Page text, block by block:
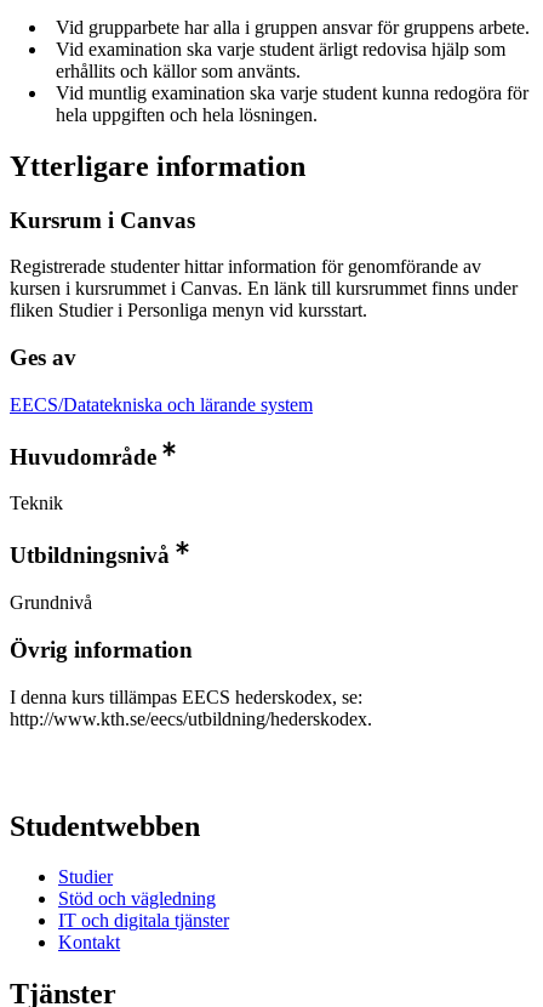
Vid grupparbete har alla i gruppen ansvar för gruppens arbete.
Vid examination ska varje student ärligt redovisa hjälp som
erhållits och källor som använts.
Vid muntlig examination ska varje student kunna redogöra för
hela uppgiften och hela lösningen.
Ytterligare information
Kursrum i Canvas
Registrerade studenter hittar information för genomförande av
kursen i kursrummet i Canvas. En länk till kursrummet finns under
fliken Studier i Personliga menyn vid kursstart.
Ges av
EECS/Datatekniska och lärande system
Huvudområde
Teknik
Utbildningsnivå
Grundnivå
Övrig information
I denna kurs tillämpas EECS hederskodex, se:
http://www.kth.se/eecs/utbildning/hederskodex.
Studentwebben
Studier
Stöd och vägledning
IT och digitala tjänster
Kontakt
Tjänster